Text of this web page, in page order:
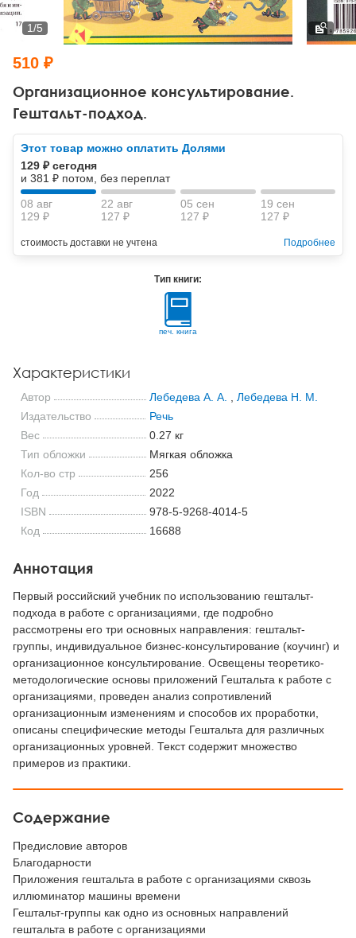
Тревожные расстройства, панические атаки
Психодрама
Другие направления психотерапии
Классический, эриксоновский гипноз и НЛП
НЛП
Психология труда и эргономика
Социальная психология
Социальная и организационная психология
Классический и юнгианский психоанализ
Организационное консультирование.
Гештальт-подход.
1/5
510 ₽
Этот товар можно оплатить Долями
129 ₽ сегодня
и 381 ₽ потом, без переплат
08 авг
129 ₽
22 авг
127 ₽
05 сен
127 ₽
19 сен
127 ₽
стоимость доставки не учтена Подробнее
Тип книги:
печ. книга
Характеристики
Автор Лебедева А. А.
Лебедева Н. М.
Издательство
Речь
Вес
0.27 кг
Тип обложки
Мягкая обложка
Кол-во стр
256
Год
2022
ISBN
978-5-9268-4014-5
Код
16688
Аннотация
Первый российский учебник по использованию гештальт-
подхода в работе с организациями, где подробно
рассмотрены его три основных направления: гештальт-
группы, индивидуальное бизнес-консультирование (коучинг) и
организационное консультирование. Освещены теоретико-
методологические основы приложений Гештальта к работе с
организациями, проведен анализ сопротивлений
организационным изменениям и способов их проработки,
описаны специфические методы Гештальта для различных
организационных уровней. Текст содержит множество
примеров из практики.
Содержание
Предисловие авторов
Благодарности
Приложения гештальта в работе с организациями сквозь
иллюминатор машины времени
Гештальт-группы как одно из основных направлений
гештальта в работе с организациями